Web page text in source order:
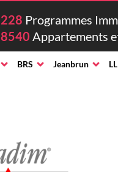
228 Programmes
8540 Appartements
BRS Jeanbrun